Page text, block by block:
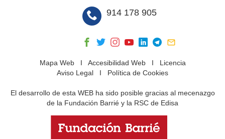
914 178 905
Mapa WebI Accesibilidad WebI Licencia
Aviso Legal I Política de Cookies
El desarrollo de esta WEB ha sido posible gracias al mecenazgo
de la Fundación Barrié y la RSC de Edisa